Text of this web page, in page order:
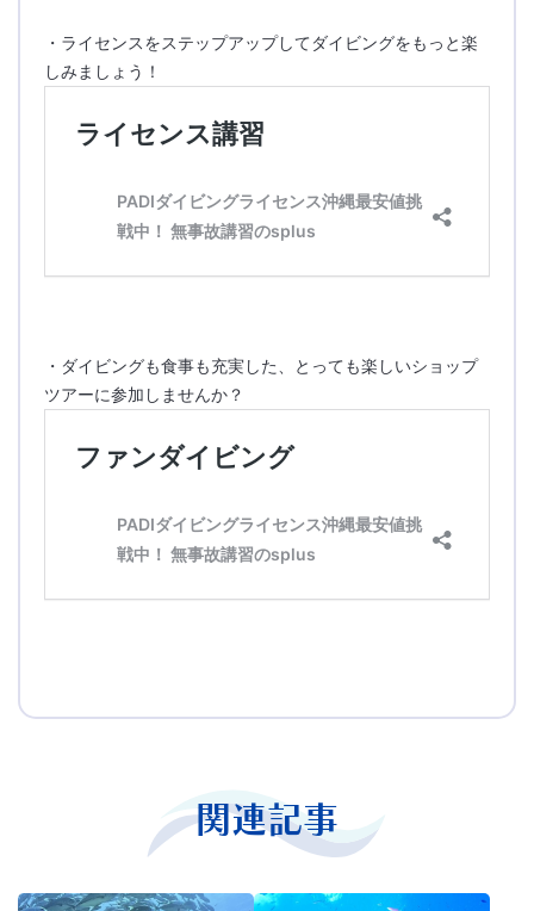
・ライセンスをステップアップしてダイビングをもっと楽
しみましょう！
・ダイビングも食事も充実した、とっても楽しいショップ
ツアーに参加しませんか？
関連記事